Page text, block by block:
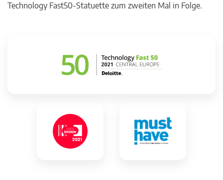
Technology Fast50-Statuette zum zweiten Mal in Folge.